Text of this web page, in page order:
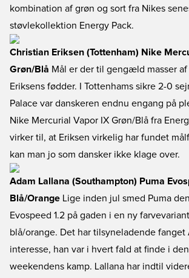
kombination af grøn og sort fra Nikes
støvlekollektion Energy Pack.
Christian Eriksen (Tottenham) Nike
Grøn/Blå Mål er der til gengæld masser af
Eriksens fødder. I Tottenhams sikre 2-0
Palace var danskeren endnu engang på
Nike Mercurial Vapor IX Grøn/Blå fra
virker til, at Eriksen virkelig har fundet
kan man jo som dansker ikke klage over.
Adam Lallana (Southampton) Puma
Blå/Orange Lige inden jul smed Puma
Evospeed 1.2 på gaden i en ny
blå/orange. Det har tilsyneladende fanget
interesse, han var i hvert fald at finde i
weekendens kamp. Lallana har indtil